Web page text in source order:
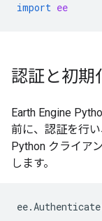
import ee
認証と初期
Earth Engine
前に、認証を行
Python クライア
します。
ee.Authenticate